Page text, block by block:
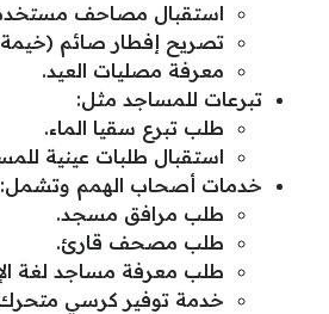
استقبال مصاحف
تصريح إفطار صائم
معرفة مصليات العيد.
تبرعات للمساجد مثل:
طلب تبرع سقيا الماء.
استقبال طلبات عينية
خدمات أصحاب الهمم وتشمل:
طلب مرافق مسجد.
طلب مصحف قارئ.
طلب معرفة مساجد لغة
خدمة توفير كرسي